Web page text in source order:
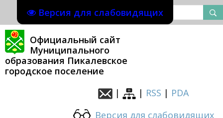
Версия для слабовидящих
Официальный сайт
Муниципального
образования Пикалевское
городское поселение
|
| RSS | PDA
Версия для слабовидящих